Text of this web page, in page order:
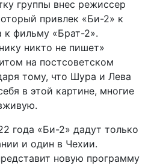
группы внес режиссер
привлек «Би-2» к
к фильму «Брат-2».
никто не пишет»
на постсоветском
тому, что Шура и Лева
в этой картине, многие
года «Би-2» дадут только
и один в Чехии.
новую программу